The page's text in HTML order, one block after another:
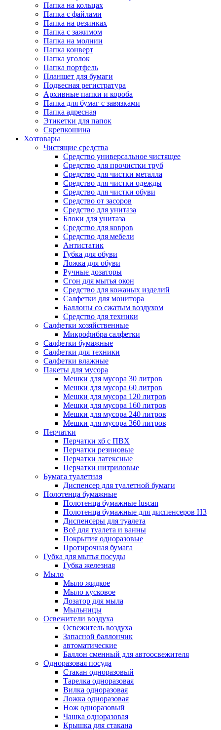
Папка на кольцах
Папка с файлами
Папка на резинках
Папка с зажимом
Папка на молнии
Папка конверт
Папка уголок
Папка портфель
Планшет для бумаги
Подвесная регистратура
Архивные папки и короба
Папка для бумаг с завязками
Папка адресная
Этикетки для папок
Скрепкошина
Хозтовары
Чистящие средства
Средство универсальное чистящее
Средство для прочистки труб
Средство для чистки металла
Средство для чистки одежды
Средство для чистки обуви
Средство от засоров
Средство для унитаза
Блоки для унитаза
Средство для ковров
Средство для мебели
Антистатик
Губка для обуви
Ложка для обуви
Ручные дозаторы
Сгон для мытья окон
Средство для кожаных изделий
Салфетки для монитора
Баллоны со сжатым воздухом
Средство для техники
Салфетки хозяйственные
Микрофибра салфетки
Салфетки бумажные
Салфетки для техники
Салфетки влажные
Пакеты для мусора
Мешки для мусора 30 литров
Мешки для мусора 60 литров
Мешки для мусора 120 литров
Мешки для мусора 160 литров
Мешки для мусора 240 литров
Мешки для мусора 360 литров
Перчатки
Перчатки хб с ПВХ
Перчатки резиновые
Перчатки латексные
Перчатки нитриловые
Бумага туалетная
Диспенсер для туалетной бумаги
Полотенца бумажные
Полотенца бумажные luscan
Полотенца бумажные для диспенсеров H3
Диспенсеры для туалета
Всё для туалета и ванны
Покрытия одноразовые
Протирочная бумага
Губка для мытья посуды
Губка железная
Мыло
Мыло жидкое
Мыло кусковое
Дозатор для мыла
Мыльницы
Освежители воздуха
Освежитель воздуха
Запасной баллончик
автоматические
Баллон сменный для автоосвежителя
Одноразовая посуда
Стакан одноразовый
Тарелка одноразовая
Вилка одноразовая
Ложка одноразовая
Нож одноразовый
Чашка одноразовая
Крышка для стакана